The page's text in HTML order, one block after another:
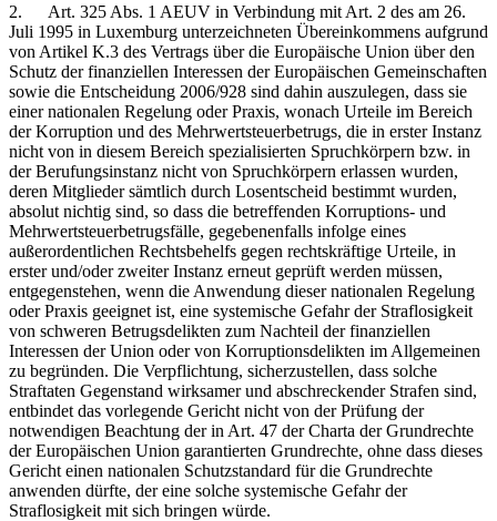
2. Art. 325 Abs. 1 AEUV in Verbindung mit Art. 2 des am 26.
Juli 1995 in Luxemburg unterzeichneten Übereinkommens aufgrund
von Artikel K.3 des Vertrags über die Europäische Union über den
Schutz der finanziellen Interessen der Europäischen Gemeinschaften
sowie die Entscheidung 2006/928 sind dahin auszulegen, dass sie
einer nationalen Regelung oder Praxis, wonach Urteile im Bereich
der Korruption und des Mehrwertsteuerbetrugs, die in erster Instanz
nicht von in diesem Bereich spezialisierten Spruchkörpern bzw. in
der Berufungsinstanz nicht von Spruchkörpern erlassen wurden,
deren Mitglieder sämtlich durch Losentscheid bestimmt wurden,
absolut nichtig sind, so dass die betreffenden Korruptions- und
Mehrwertsteuerbetrugsfälle, gegebenenfalls infolge eines
außerordentlichen Rechtsbehelfs gegen rechtskräftige Urteile, in
erster und/oder zweiter Instanz erneut geprüft werden müssen,
entgegenstehen, wenn die Anwendung dieser nationalen Regelung
oder Praxis geeignet ist, eine systemische Gefahr der Straflosigkeit
von schweren Betrugsdelikten zum Nachteil der finanziellen
Interessen der Union oder von Korruptionsdelikten im Allgemeinen
zu begründen. Die Verpflichtung, sicherzustellen, dass solche
Straftaten Gegenstand wirksamer und abschreckender Strafen sind,
entbindet das vorlegende Gericht nicht von der Prüfung der
notwendigen Beachtung der in Art. 47 der Charta der Grundrechte
der Europäischen Union garantierten Grundrechte, ohne dass dieses
Gericht einen nationalen Schutzstandard für die Grundrechte
anwenden dürfte, der eine solche systemische Gefahr der
Straflosigkeit mit sich bringen würde.